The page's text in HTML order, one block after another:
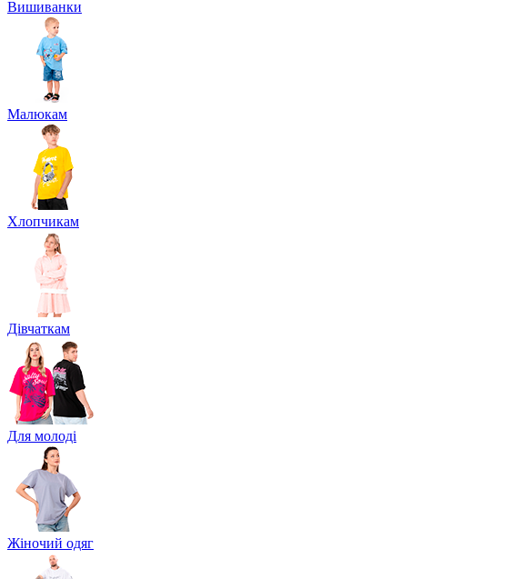
Вишиванки
Малюкам
Хлопчикам
Дівчаткам
Для молоді
Жіночий одяг